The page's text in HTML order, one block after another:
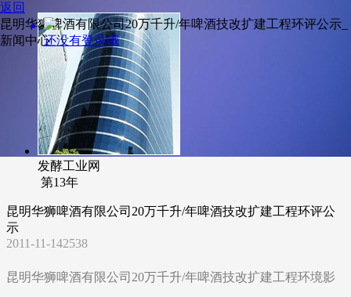
返回
昆明华狮啤酒有限公司20万千升/年啤酒技改扩建工程环评公示_
新闻中心
发酵工业网
第13年
昆明华狮啤酒有限公司20万千升/年啤酒技改扩建工程环评公
示
2011-11-142538
昆明华狮啤酒有限公司20万千升/年啤酒技改扩建工程环境影
还没有登录哦